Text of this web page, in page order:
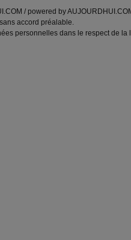
/ powered by
accord préalable.
personnelles dans le respect de